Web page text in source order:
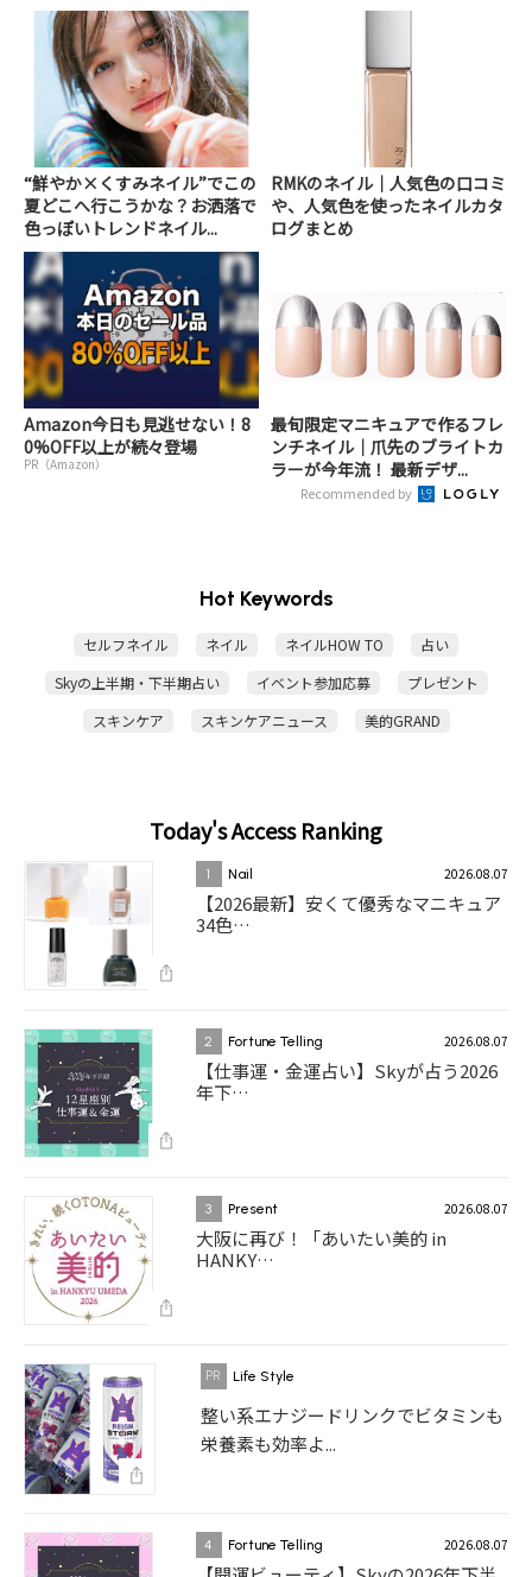
“鮮やか×くすみネイル”でこの
夏どこへ行こうかな？お洒落で
色っぽいトレンドネイル...
RMKのネイル｜人気色の口コミ
や、人気色を使ったネイルカタ
ログまとめ
Amazon今日も見逃せない！8
0%OFF以上が続々登場
PR（Amazon）
最旬限定マニキュアで作るフレ
ンチネイル｜爪先のブライトカ
ラーが今年流！ 最新デザ...
Recommended by
Hot Keywords
セルフネイル ネイル ネイルHOW TO
占い
Skyの上半期・下半期占い
イベント参加応募
プレゼント
スキンケア
スキンケアニュース 美的GRAND
Today's Access Ranking
1 Nail 2026.08.07
【2026最新】安くて優秀なマニキュア
34色…
2 Fortune Telling 2026.08.07
【仕事運・金運占い】Skyが占う2026
年下…
3 Present 2026.08.07
大阪に再び！「あいたい美的 in
HANKY…
Life Style
整い系エナジードリンクでビタミンも
栄養素も効率よ...
4 Fortune Telling 2026.08.07